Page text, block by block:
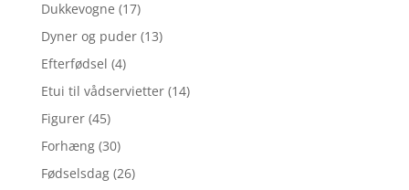
Dukkevogne (17)
Dyner og puder (13)
Efterfødsel (4)
Etui til vådservietter (14)
Figurer (45)
Forhæng (30)
Fødselsdag (26)